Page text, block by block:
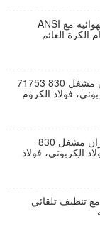
نظام التزلج على صمام وضع القيادة الهوائية مع ANSI
صمام مثبت على هيكل مع عزم دوران مشغل 830 71753
فولاذ الكروم
صمام
صمامات مثبتة على هيكل مع عزم دوران مشغل 830
الكربوني، فولاذ
للصدأ للحفاظ على
آلة تعبئة متعددة الرؤوس بتحكم PLC مع تنظيف تلقائي